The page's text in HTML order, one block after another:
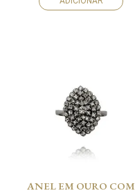
ANEL EM OURO COM